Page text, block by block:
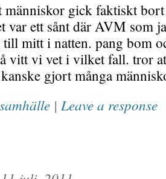
människor gick faktiskt
var ett sånt där AVM som
mitt i natten. pang bom
vitt vi vet i vilket fall. tror
gjort många
samhälle | Leave a response